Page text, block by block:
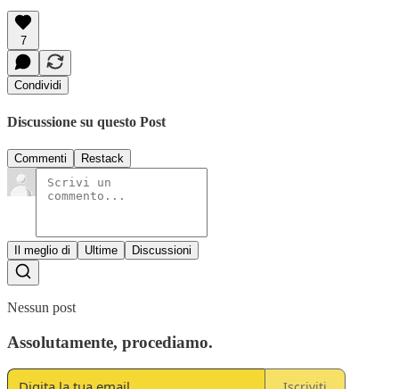
7
Condividi
Discussione su questo Post
Commenti Restack
Il meglio di Ultime Discussioni
Nessun post
Assolutamente, procediamo.